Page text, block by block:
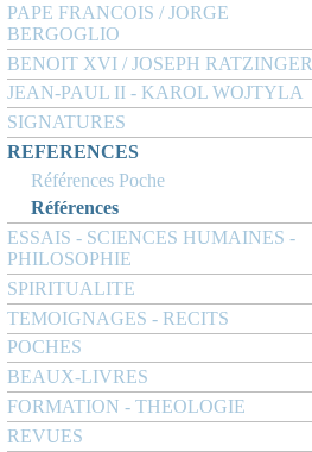
PAPE FRANCOIS / JORGE
BERGOGLIO
BENOIT XVI / JOSEPH RATZINGER
JEAN-PAUL II - KAROL WOJTYLA
SIGNATURES
REFERENCES
Références Poche
Références
ESSAIS - SCIENCES HUMAINES -
PHILOSOPHIE
SPIRITUALITE
TEMOIGNAGES - RECITS
POCHES
BEAUX-LIVRES
FORMATION - THEOLOGIE
REVUES